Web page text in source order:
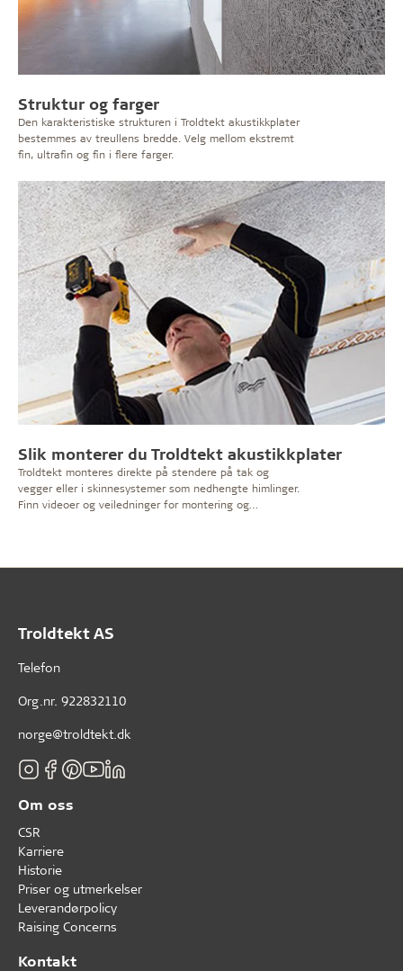
Struktur og farger
Den karakteristiske strukturen i Troldtekt akustikkplater
bestemmes av treullens bredde. Velg mellom ekstremt
fin, ultrafin og fin i flere farger.
Slik monterer du Troldtekt akustikkplater
Troldtekt monteres direkte på stendere på tak og
vegger eller i skinnesystemer som nedhengte himlinger.
Finn videoer og veiledninger for montering og
Troldtekt AS
Telefon
Org.nr. 922832110
norge@troldtekt.dk
Om oss
CSR
Karriere
Historie
Priser og utmerkelser
Leverandørpolicy
Raising Concerns
Kontakt